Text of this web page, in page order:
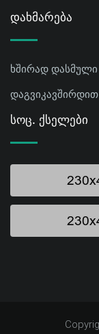
Დახმარება
ხშირად დასმული
დაგვიკავშირდით
Სოც. Ქსელები